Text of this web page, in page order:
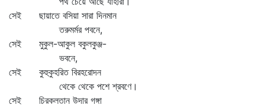
সেই ছায়াতে বসিয়া সারা দিনমান
তরুমর্মর পবনে,
সেই মুকুল-আকুল বকুলকুঞ্জ-
ভবনে,
সেই কুহুকুহরিত বিরহরোদন
থেকে থেকে পশে শ্রবণে।
সেই চিরকলতান উদার গঙ্গা